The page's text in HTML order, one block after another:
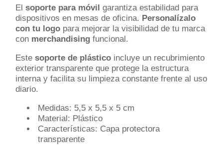
Elsoporte para móvil garantiza estabilidad para
dispositivos en mesas de oficina. Personalízalo
con tu logo para mejorar la visibilidad de tu marca
con merchandising funcional.
Estesoporte de plástico incluye un recubrimiento
exterior transparente que protege la estructura
interna y facilita su limpieza constante frente al uso
diario.
Medidas: 5,5 x 5,5 x 5 cm
Material: Plástico
Características: Capa protectora
transparente